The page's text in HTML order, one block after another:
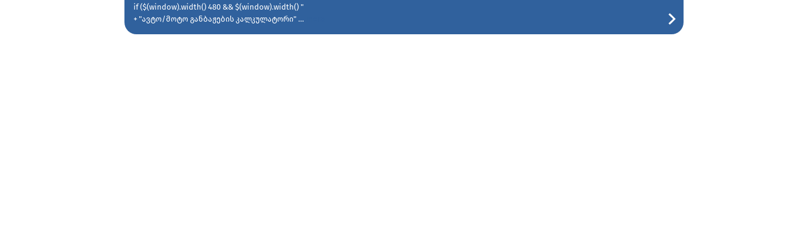
if ($(window).width() 480 && $(window).width() "
+ "ავტო/მოტო განბაჟების კალკულატორი" …